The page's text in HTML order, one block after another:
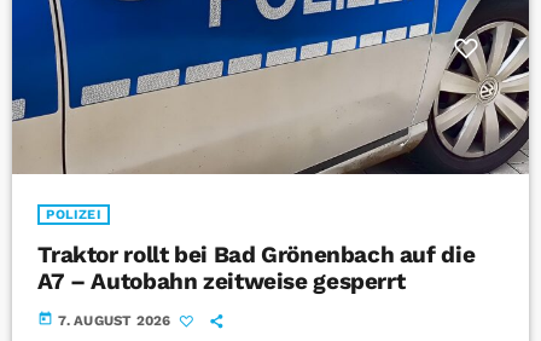
POLIZEI
Traktor rollt bei Bad Grönenbach auf die
A7 – Autobahn zeitweise gesperrt
today 7. AUGUST 2026